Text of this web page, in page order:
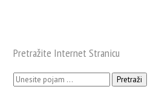
Pretražite Internet Stranicu
Pretraži: